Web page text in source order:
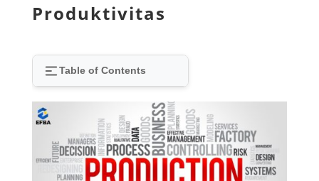
Produktivitas
Table of Contents